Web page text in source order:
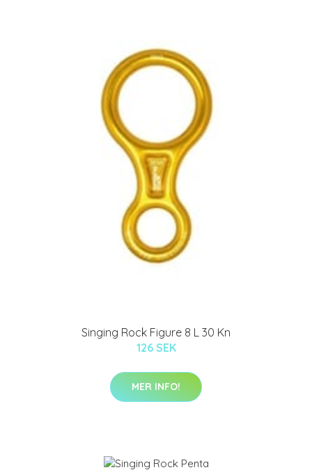
Singing Rock Figure 8 L 30 Kn
126 SEK
MER INFO!